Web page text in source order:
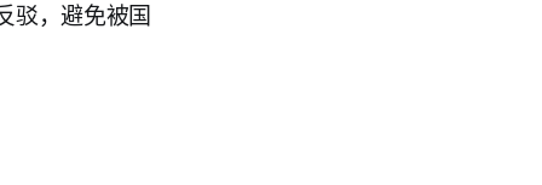
驳，避免被国